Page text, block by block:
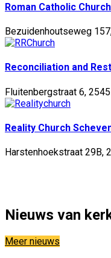
Roman Catholic
Bezuidenhoutseweg
Reconciliation and
Fluitenbergstraat 6,
Reality Church
Harstenhoekstraat 29B,
Nieuws van
Meer nieuws